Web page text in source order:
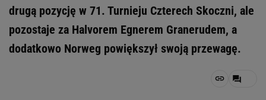
drugą pozycję w 71. Turnieju Czterech Skoczni, ale
pozostaje za Halvorem Egnerem Granerudem, a
dodatkowo Norweg powiększył swoją przewagę.